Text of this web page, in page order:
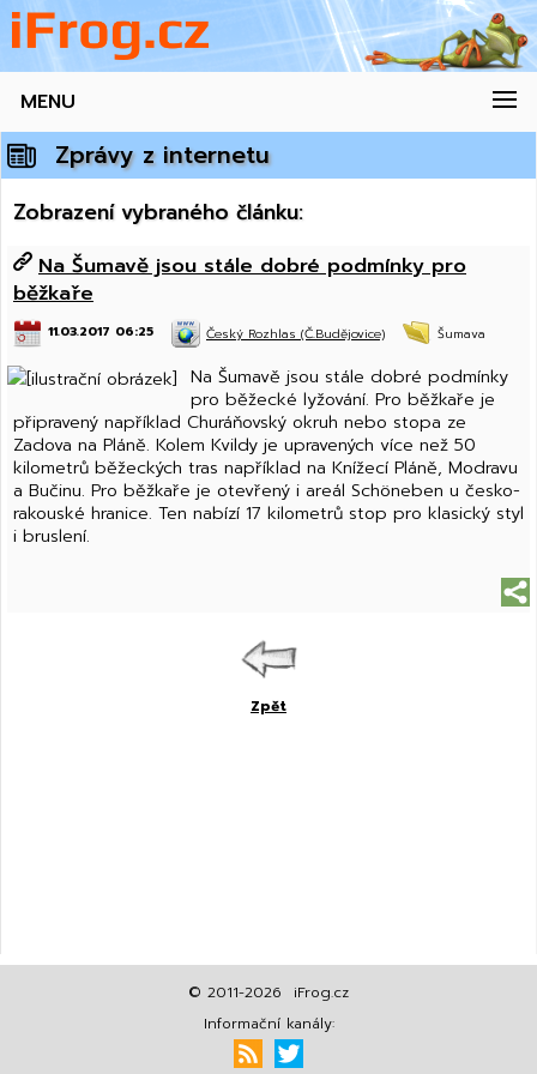
MENU
Zprávy z internetu
Zobrazení vybraného článku:
Na Šumavě jsou stále dobré podmínky pro
běžkaře
11.03.2017 06:25 Český Rozhlas (Č.Budějovice) Šumava
Na Šumavě jsou stále dobré podmínky
pro běžecké lyžování. Pro běžkaře je
připravený například Churáňovský okruh nebo stopa ze
Zadova na Pláně. Kolem Kvildy je upravených více než 50
kilometrů běžeckých tras například na Knížecí Pláně, Modravu
a Bučinu. Pro běžkaře je otevřený i areál Schöneben u česko-
rakouské hranice. Ten nabízí 17 kilometrů stop pro klasický styl
i bruslení.
Zpět
© 2011-2026 iFrog.cz
Informační kanály: